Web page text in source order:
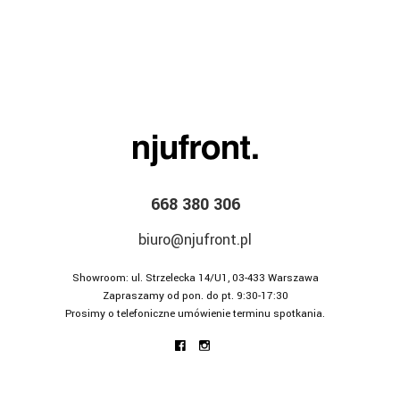
668 380 306
biuro@njufront.pl
Showroom: ul. Strzelecka 14/U1, 03-433 Warszawa
Zapraszamy od pon. do pt. 9:30-17:30
Prosimy o telefoniczne umówienie terminu spotkania.